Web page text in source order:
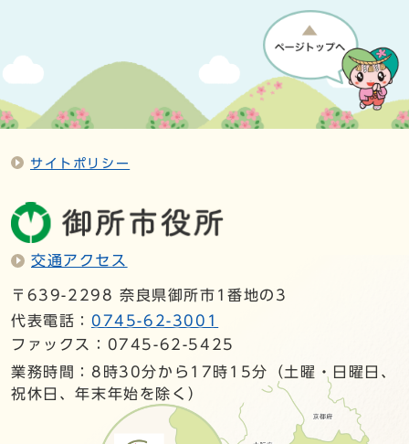
サイトポリシー
交通アクセス
〒639-2298 奈良県御所市1番地の3
代表電話： 0745-62-3001
ファックス：0745-62-5425
業務時間：8時30分から17時15分（土曜・日曜日、
祝休日、年末年始を除く）